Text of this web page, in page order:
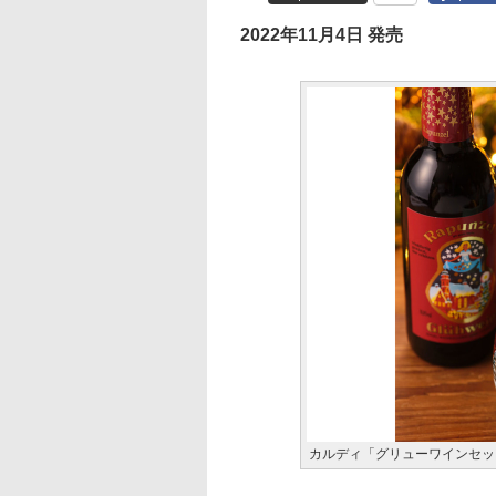
2022年11月4日 発売
カルディ「グリューワインセ